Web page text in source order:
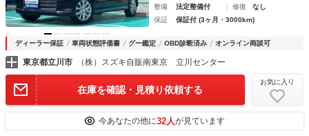
整備
法定整備付 修復
なし
保証
保証付 (3ヶ月・3000km)
ディーラー保証 車両状態評価書 グー鑑定 OBD診断済み オンライン商談可
東京都立川市 （株）スズキ自販南東京 立川センター
在庫を確認・見積り依頼する
お気に入り
今あなたの他に32人が見ています